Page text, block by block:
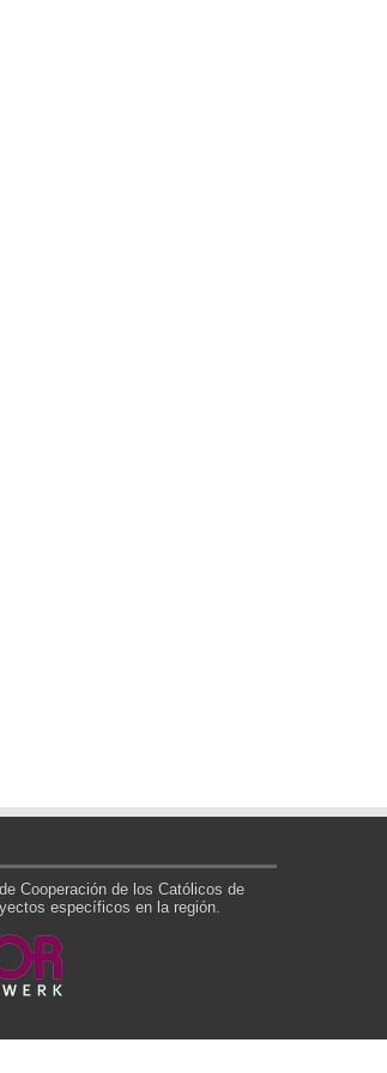
Cooperación de los Católicos de
específicos en la región.